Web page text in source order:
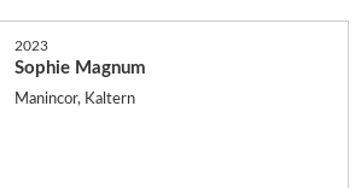
2023
Sophie Magnum
Manincor, Kaltern